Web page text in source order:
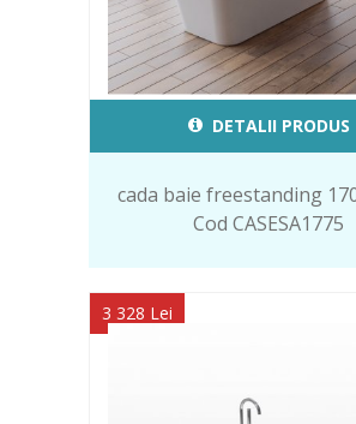
DETALII PRODUS
cada baie freestanding
Cod CASESA1775
3 328 Lei